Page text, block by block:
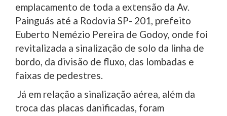
emplacamento de toda a extensão da Av.
Painguás até a Rodovia SP- 201, prefeito
Euberto Nemézio Pereira de Godoy, onde foi
revitalizada a sinalização de solo da linha de
bordo, da divisão de fluxo, das lombadas e
faixas de pedestres.
Já em relação a sinalização aérea, além da
troca das placas danificadas, foram